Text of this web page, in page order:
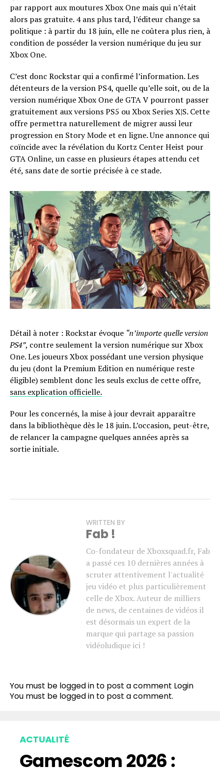
par rapport aux moutures Xbox One mais qui n’était
alors pas gratuite. 4 ans plus tard, l’éditeur change sa
politique : à partir du 18 juin, elle ne coûtera plus rien, à
condition de posséder la version numérique du jeu sur
Xbox One.
C’est donc Rockstar qui a confirmé l’information. Les
détenteurs de la version PS4, quelle qu’elle soit, ou de la
version numérique Xbox One de GTA V pourront passer
gratuitement aux versions PS5 ou Xbox Series X|S. Cette
offre permettra naturellement de migrer aussi leur
progression en Story Mode et en ligne. Une annonce qui
coïncide avec la révélation du Kortz Center Heist pour
GTA Online, un casse en plusieurs étapes attendu cet
été, sans date de sortie précisée à ce stade.
Détail à noter : Rockstar évoque “n’importe quelle version
PS4”, contre seulement la version numérique sur Xbox
One. Les joueurs Xbox possédant une version physique
du jeu (dont la Premium Edition en numérique reste
éligible) semblent donc les seuls exclus de cette offre,
sans explication officielle.
Pour les concernés, la mise à jour devrait apparaître
dans la bibliothèque dès le 18 juin. L’occasion, peut-être,
de relancer la campagne quelques années après sa
sortie initiale.
WRITTEN BY
Fab !
Co-fondateur de Xboxsquad.fr, Fab
a passé ces 10 dernières années à
scruter attentivement l'actualité
jeu vidéo et plus particulièrement
celle de Xbox. Auteur de milliers
de news, de centaines de vidéos il
est désormais un expert de la
marque qui partage sa passion
vidéoludique ici !
You must be logged in to post a comment Login
You must be logged in to post a comment.
ACTUALITÉ
Gamescom 2026 :